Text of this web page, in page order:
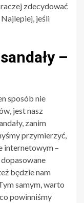
zdecydować
Najlepiej, jeśli
–
sposób nie
jest nasz
zanim
przymierzyć,
internetowym –
będzie nam
samym, warto
powinniśmy